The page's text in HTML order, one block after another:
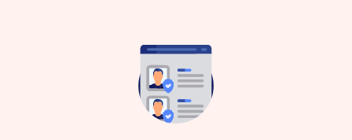
Trustlocal hilft: Vergleichen Sie bis zu vier
Angebote, prüfen Sie Bewertungen und buchen